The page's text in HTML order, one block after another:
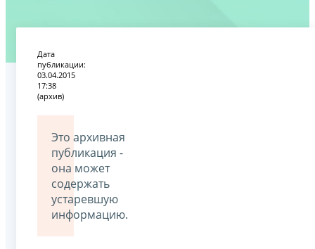
Дата
публикации:
03.04.2015
17:38
(архив)
Это архивная
публикация -
она может
содержать
устаревшую
информацию.